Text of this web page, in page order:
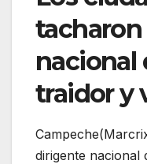
tacharon
nacional
traidor y
dirigente nacional